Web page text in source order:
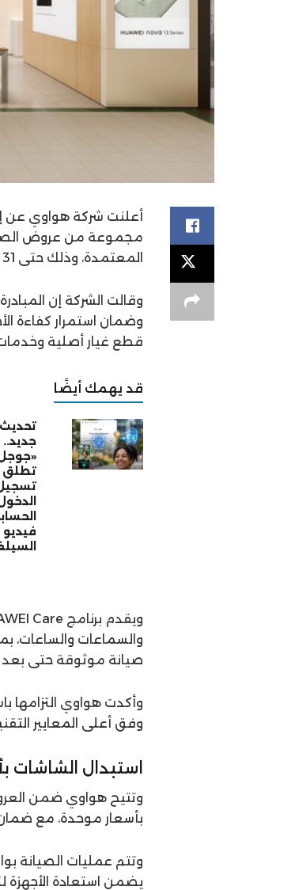
أعلنت شركة هواوي عن
مجموعة من عروض
المعتمدة، وذلك حتى 31 مايو 2026.
وقالت الشركة إن
وضمان استمرار كفاءة
قطع غيار أصلية
قد يهمك أيضًا
جديد..
تطلق
فيديو
والسماعات والساعات،
صيانة موثوقة حتى بعد
وفق أعلى المعايير
استبدال الشاشات
وتتيح هواوي ضمن
بأسعار موحدة، مع ضمان إضافي لمدة 180 يومًا من
وتتم عمليات الصيانة
يضمن استعادة الأجهزة